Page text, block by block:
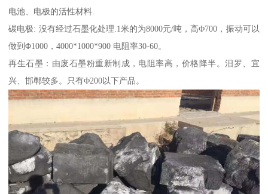
电池、电极的活性材料.
碳电极: 没有经过石墨化处理.1米的为8000元/吨，高Φ700，振动可以
做到Φ1000，4000*1000*900 电阻率30-60。
再生石墨：由废石墨粉重新制成，电阻率高，价格降半。汨罗、宜
兴、邯郸较多。只有Φ200以下产品。